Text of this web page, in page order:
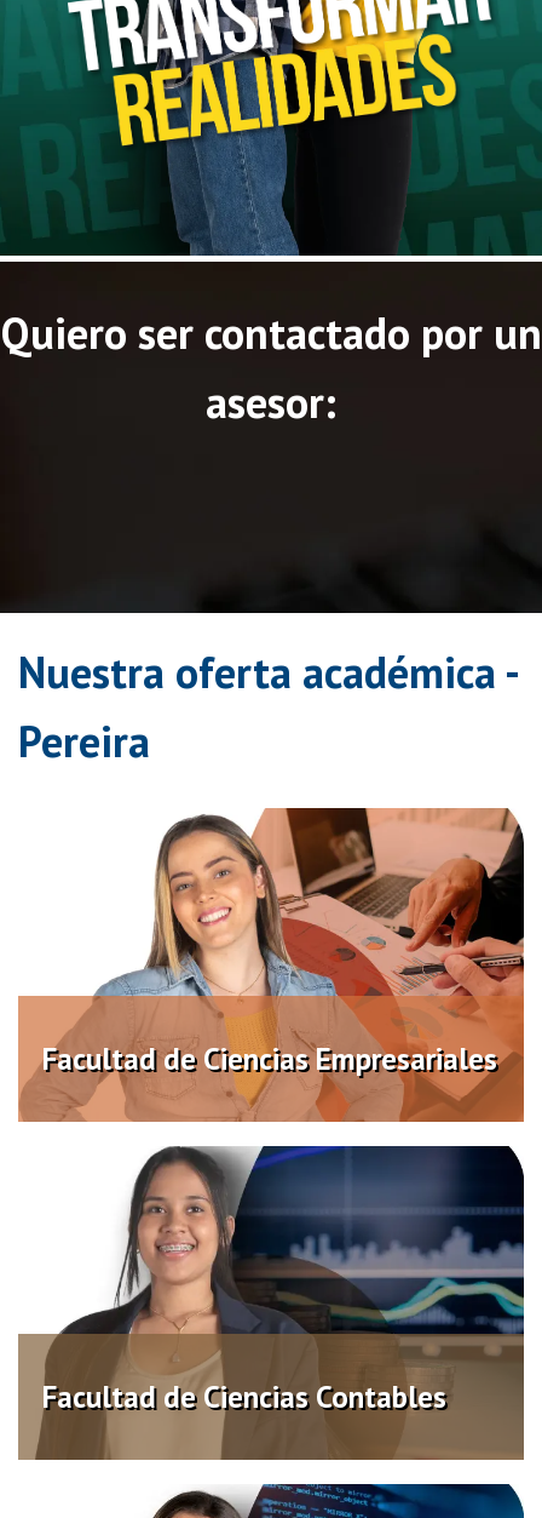
Quiero ser contactado por un
asesor:
Nuestra oferta académica -
Pereira
Facultad de Ciencias Empresariales
Facultad de Ciencias
Empresariales
Distancia
Virtual
Facultad de Ciencias Contables
Facultad de Ciencias Contables
Distancia